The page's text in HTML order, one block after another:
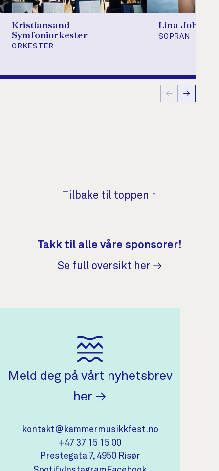
Kristiansand
Symfoniorkester
ORKESTER
Lina
SOPRAN
← →
Tilbake til toppen ↑
Takk til alle våre sponsorer!
Se full oversikt her →
Meld deg på vårt nyhetsbrev
her (åpnes i ny fane)
Kontaktinformasjon
kontakt@kammermusikkfest.no
+47 37 15 15 00
Prestegata 7, 4950 Risør(åpnes i ny fane)